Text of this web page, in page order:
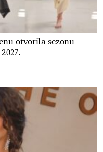
otvorila sezonu